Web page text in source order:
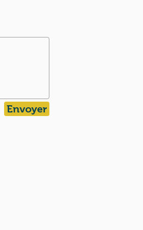
Envoyer